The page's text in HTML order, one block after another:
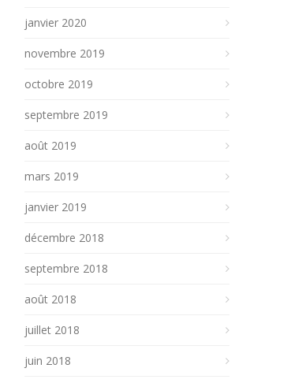
janvier 2020
novembre 2019
octobre 2019
septembre 2019
août 2019
mars 2019
janvier 2019
décembre 2018
septembre 2018
août 2018
juillet 2018
juin 2018